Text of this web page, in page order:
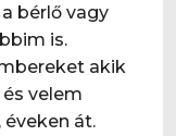
bérlő vagy
is.
akik
velem
át.